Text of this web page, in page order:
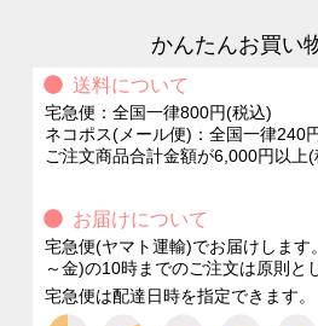
かんたんお買い
送料について
宅急便：全国一律800円(税込)
ネコポス(メール便)：全国一律240
ご注文商品合計金額が6,000円以上(
お届けについて
宅急便(ヤマト運輸)でお届けします
～金)の10時までのご注文は原則と
宅急便は配達日時を指定できます。